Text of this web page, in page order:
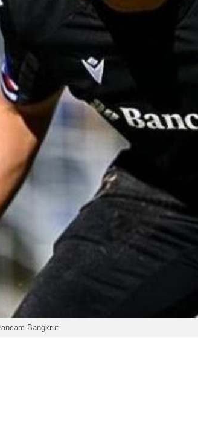
Bangkrut